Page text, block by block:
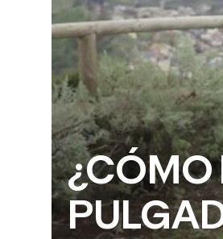
¿CÓMO